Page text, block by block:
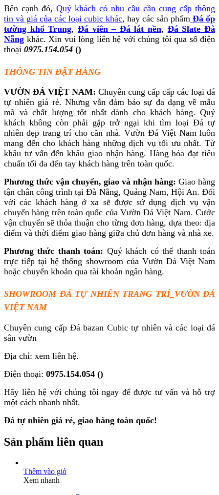
Bên cạnh đó, Quý khách có nhu cầu cần cung cấp thông
tin và giá của các loại cubic khác, hay các sản phẩm Đá ốp
tường khổ Trung, Đá viên – Đá lát nền, Đá Slate Đà
Nẵng khác. Xin vui lòng liên hệ với chúng tôi qua số điện
thoại 0975.154.054 ()
THÔNG TIN ĐẶT HÀNG
VƯỜN ĐÁ VIỆT NAM: Chuyên cung cấp cấp các loại đá
tự nhiên giá rẻ. Nhưng vẫn đảm bảo sự đa dạng về mẫu
mã và chất lượng tốt nhất dành cho khách hàng. Quý
khách không còn phải gặp trở ngại khi tìm loại Đá tự
nhiên đẹp trang trí cho căn nhà. Vườn Đá Việt Nam luôn
mang đến cho khách hàng những dịch vụ tối ưu nhất. Từ
khâu tư vấn đến khâu giao nhận hàng. Hàng hóa đạt tiêu
chuẩn tối đa đến tay khách hàng trên toàn quốc.
Phương thức vận chuyển, giao và nhận hàng: Giao hàng
tận chân công trình tại Đà Nẵng, Quảng Nam, Hội An. Đối
với các khách hàng ở xa sẽ được sử dụng dịch vụ vận
chuyển hàng trên toàn quốc của Vườn Đá Việt Nam. Cước
vận chuyển sẽ thỏa thuận cho từng đơn hàng, dựa theo: địa
điểm và thời điểm giao hàng giữa chủ đơn hàng và nhà xe.
Phương thức thanh toán: Quý khách có thể thanh toán
trực tiếp tại hệ thống showroom của Vườn Đá Việt Nam
hoặc chuyển khoản qua tài khoản ngân hàng.
SHOWROOM ĐÁ TỰNHIÊN TRANG TRÍ_VƯỜN ĐÁ
VIỆT NAM
Chuyên cung cấp Đá bazan Cubic tự nhiên và các loại đá
sân vườn
Địa chỉ: xem liên hệ.
Điện thoại: 0975.154.054 ()
Hãy liên hệ với chúng tôi ngay để được tư vấn và hỗ trợ
một cách nhanh nhất.
Đá tự nhiên giá rẻ, giao hàng toàn quốc!
Sản phẩm liên quan
Thêm vào giỏ
Xem nhanh